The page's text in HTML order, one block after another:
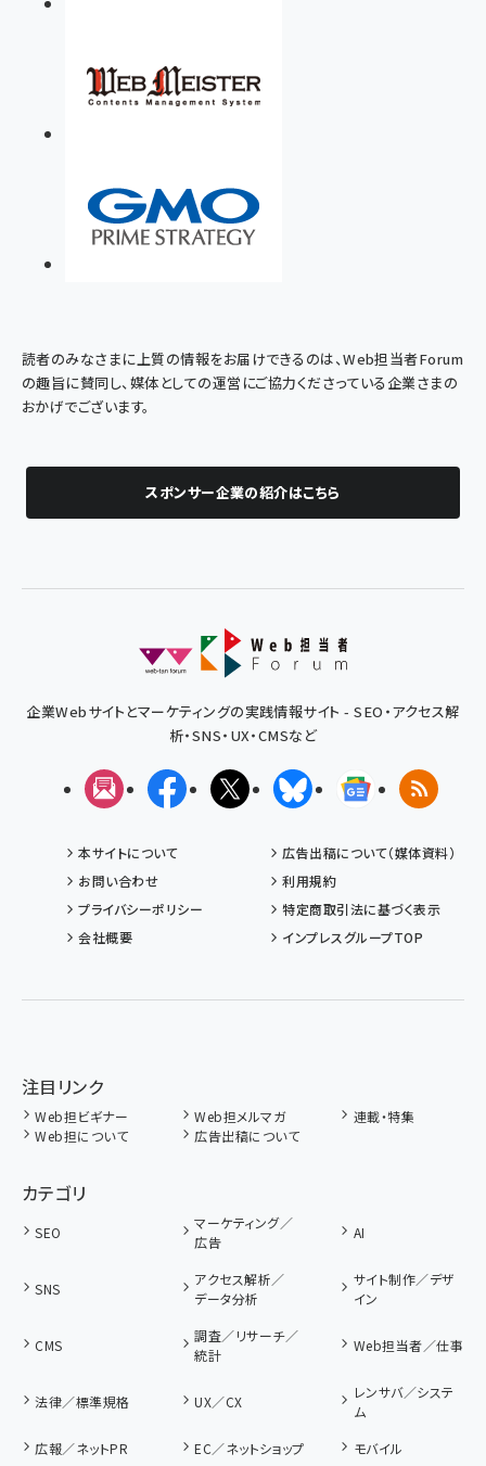
読者のみなさまに上質の情報をお届けできるのは、Web担当者Forum
の趣旨に賛同し、媒体としての運営にご協力くださっている企業さまの
おかげでございます。
スポンサー企業の紹介はこちら
企業Webサイトとマーケティングの実践情報サイト - SEO・アクセス解
析・SNS・UX・CMSなど
メルマガFacebookX(エックス)BlueskyGoogleニュ
RSS
本サイトについて
広告出稿について（媒体資料）
お問い合わせ
利用規約
プライバシーポリシー
特定商取引法に基づく表示
会社概要
インプレスグループTOP
注目リンク
Web担ビギナー Web担メルマガ
連載・特集
Web担について
広告出稿について
カテゴリ
SEO
マーケティング／
広告
AI
SNS
アクセス解析／
データ分析
サイト制作／デザ
イン
CMS
調査／リサーチ／
統計
Web担当者／仕事
法律／標準規格 UX／CX
レンサバ／システ
ム
広報／ネットPR
EC／ネットショップ
モバイル